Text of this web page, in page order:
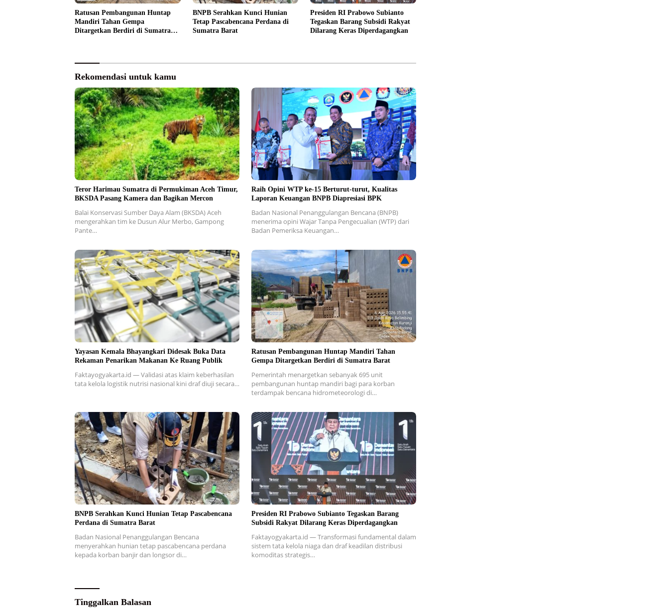
Ratusan Pembangunan Huntap
Mandiri Tahan Gempa
Ditargetkan Berdiri di Sumatra
BNPB Serahkan Kunci Hunian
Tetap Pascabencana Perdana di
Sumatra Barat
Presiden RI Prabowo Subianto
Tegaskan Barang Subsidi Rakyat
Dilarang Keras Diperdagangkan
Rekomendasi untuk kamu
Teror Harimau Sumatra di Permukiman Aceh Timur,
BKSDA Pasang Kamera dan Bagikan Mercon
Balai Konservasi Sumber Daya Alam (BKSDA) Aceh
mengerahkan tim ke Dusun Alur Merbo, Gampong
Pante…
Raih Opini WTP ke-15 Berturut-turut, Kualitas
Laporan Keuangan BNPB Diapresiasi BPK
Badan Nasional Penanggulangan Bencana (BNPB)
menerima opini Wajar Tanpa Pengecualian (WTP) dari
Badan Pemeriksa Keuangan…
Yayasan Kemala Bhayangkari Didesak Buka Data
Rekaman Penarikan Makanan Ke Ruang Publik
Faktayogyakarta.id — Validasi atas klaim keberhasilan
tata kelola logistik nutrisi nasional kini draf diuji secara…
Ratusan Pembangunan Huntap Mandiri Tahan
Gempa Ditargetkan Berdiri di Sumatra Barat
Pemerintah menargetkan sebanyak 695 unit
pembangunan huntap mandiri bagi para korban
terdampak bencana hidrometeorologi di…
BNPB Serahkan Kunci Hunian Tetap Pascabencana
Perdana di Sumatra Barat
Badan Nasional Penanggulangan Bencana
menyerahkan hunian tetap pascabencana perdana
kepada korban banjir dan longsor di…
Presiden RI Prabowo Subianto Tegaskan Barang
Subsidi Rakyat Dilarang Keras Diperdagangkan
Faktayogyakarta.id — Transformasi fundamental dalam
sistem tata kelola niaga dan draf keadilan distribusi
komoditas strategis…
Tinggalkan Balasan